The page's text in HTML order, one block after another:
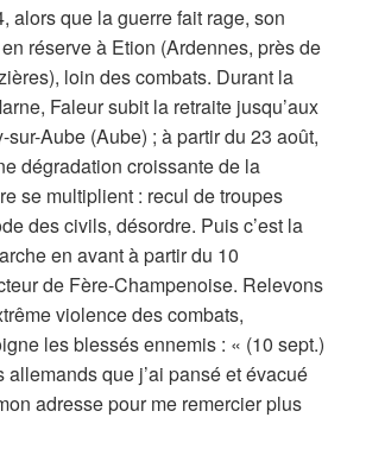
alors que la guerre fait rage, son
réserve à Etion (Ardennes, près de
loin des combats. Durant la
Faleur subit la retraite jusqu’aux
sur-Aube (Aube) ; à partir du 23 août,
dégradation croissante de la
se multiplient : recul de troupes
des civils, désordre. Puis c’est la
en avant à partir du 10
de Fère-Champenoise. Relevons
violence des combats,
les blessés ennemis : « (10 sept.)
allemands que j’ai pansé et évacué
adresse pour me remercier plus